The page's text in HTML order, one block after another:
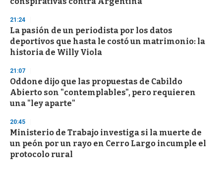
21:24
La pasión de un periodista por los datos
deportivos que hasta le costó un matrimonio: la
historia de Willy Viola
21:07
Oddone dijo que las propuestas de Cabildo
Abierto son "contemplables", pero requieren
una "ley aparte"
20:45
Ministerio de Trabajo investiga si la muerte de
un peón por un rayo en Cerro Largo incumple el
protocolo rural